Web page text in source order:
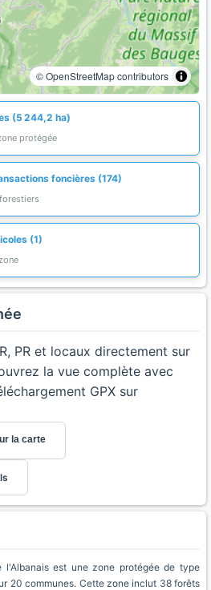
© OpenStreetMap contributors
(5 244,2 ha)
protégée
foncières (174)
(1)
PR et locaux directement sur
la vue complète avec
GPX sur
la carte
l'Albanais est une zone protégée de type
20 communes. Cette zone inclut 38 forêts